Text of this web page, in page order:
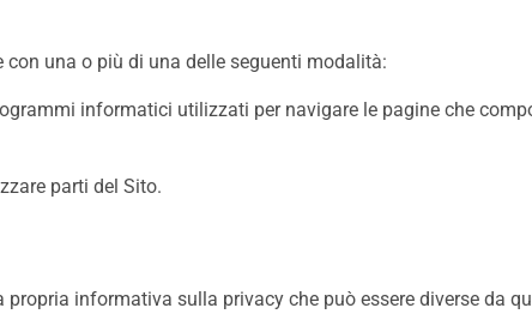
con una o più di una delle seguenti modalità:
informatici utilizzati per navigare le pagine che
parti del Sito.
informativa sulla privacy che può essere diverse da